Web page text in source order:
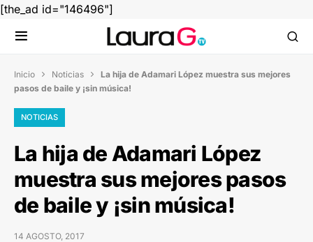
[the_ad id="146496"]
Inicio  Noticias  La hija de Adamari López muestra sus mejores
pasos de baile y ¡sin música!
NOTICIAS
La hija de Adamari López
muestra sus mejores pasos
de baile y ¡sin música!
14 AGOSTO, 2017